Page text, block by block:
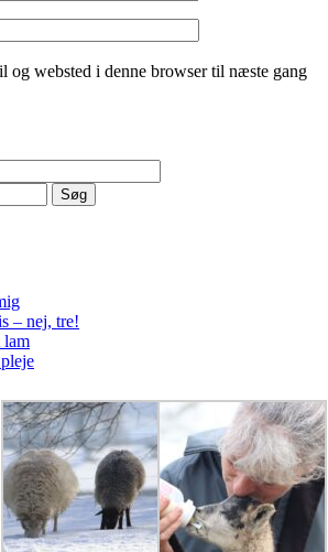
og websted i denne browser til næste gang
– nej, tre!
lam